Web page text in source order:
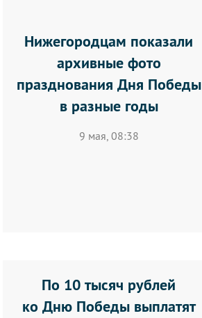
Нижегородцам показали
архивные фото
празднования Дня Победы
в разные годы
9 мая, 08:38
По 10 тысяч рублей
ко Дню Победы выплатят